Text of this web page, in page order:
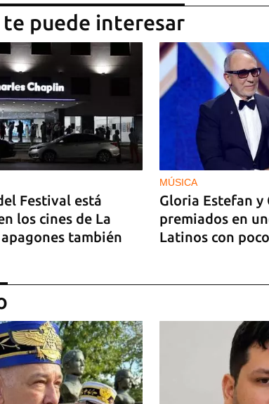
te puede interesar
Festival está
los cines de La
también
MÚSICA
Gloria Estefan y
premiados en
Latinos con